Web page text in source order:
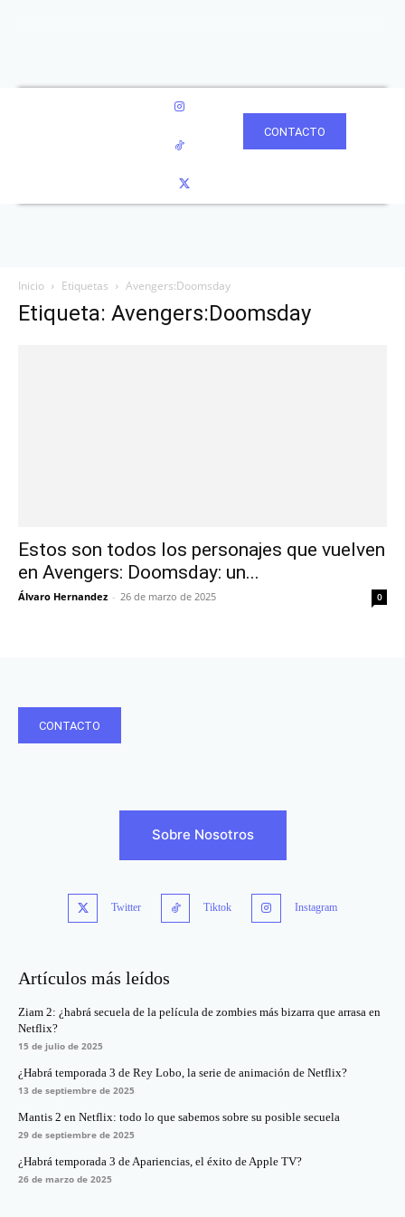
CONTACTO
Inicio Etiquetas Avengers:Doomsday
Etiqueta: Avengers:Doomsday
Estos son todos los personajes que vuelven
en Avengers: Doomsday: un...
Álvaro Hernandez - 26 de marzo de 2025 0
CONTACTO
Sobre Nosotros
Twitter Tiktok Instagram
Artículos más leídos
Ziam 2: ¿habrá secuela de la película de zombies más bizarra que arrasa en
Netflix?
15 de julio de 2025
¿Habrá temporada 3 de Rey Lobo, la serie de animación de Netflix?
13 de septiembre de 2025
Mantis 2 en Netflix: todo lo que sabemos sobre su posible secuela
29 de septiembre de 2025
¿Habrá temporada 3 de Apariencias, el éxito de Apple TV?
26 de marzo de 2025